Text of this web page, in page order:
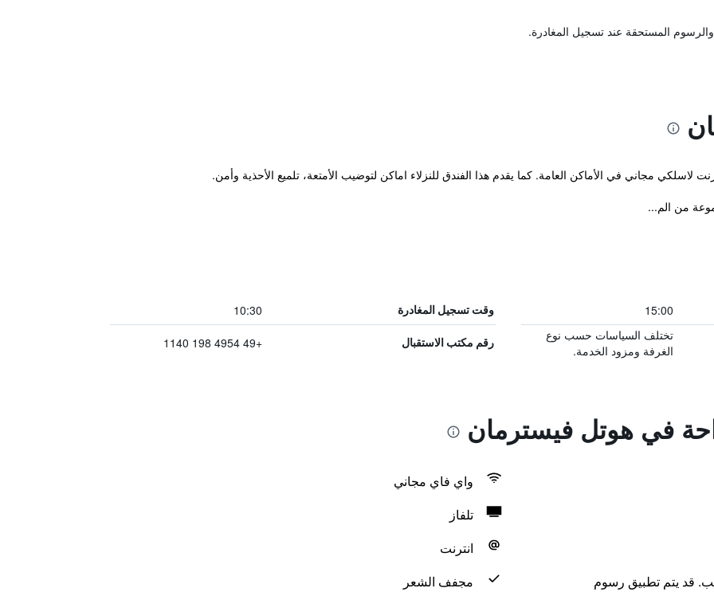
المستحقة عند تسجيل المغادرة.
لاسلكي مجاني في الأماكن العامة. كما يقدم هذا الفندق للنزلاء اماكن لتوضيب الأمتعة، تلميع الأحذية وأمن.
15:00 وقت تسجيل المغادرة
10:30
تختلف السياسات حسب نوع
الغرفة ومزود الخدمة.
رقم مكتب الاستقبال +49 4954 198 1140
في هوتل فيسترمان
واي فاي مجاني
تلفاز
انترنت
قد يتم تطبيق رسوم
مجفف الشعر